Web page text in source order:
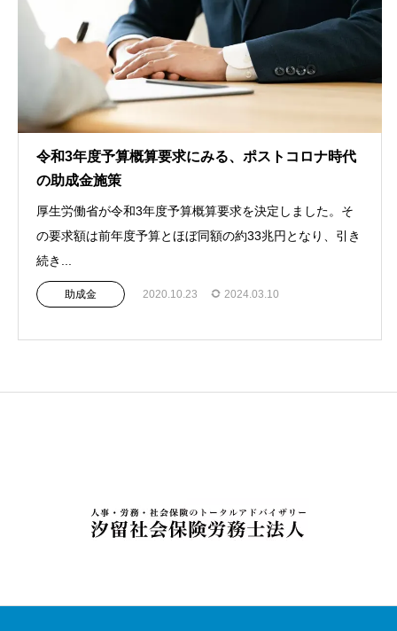
令和3年度予算概算要求にみる、ポストコロナ時代
の助成金施策
厚生労働省が令和3年度予算概算要求を決定しました。そ
の要求額は前年度予算とほぼ同額の約33兆円となり、引き
続き...
助成金 2020.10.23 2024.03.10